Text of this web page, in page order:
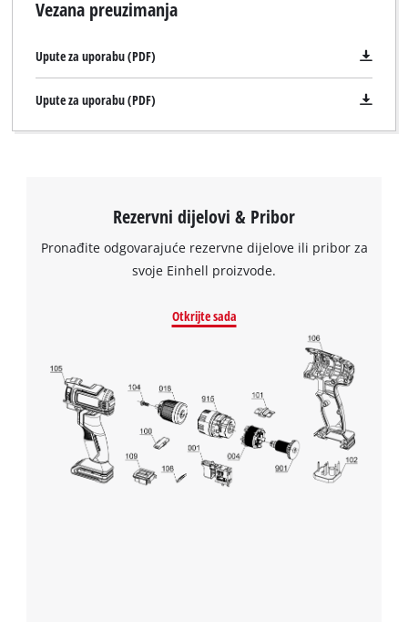
Google Maps usluge!
This content is not permitted to load due
to trackers that are not disclosed to the
visitor. The website owner needs to setup
the site with their CMP to add this content
to the list of technologies used.
Powered byUsercentrics Consent
Management Platform
Vezana preuzimanja
Upute za uporabu (PDF)
Upute za uporabu (PDF)
Rezervni dijelovi & Pribor
Pronađite odgovarajuće rezervne dijelove ili pribor za
svoje Einhell proizvode.
Otkrijte sada